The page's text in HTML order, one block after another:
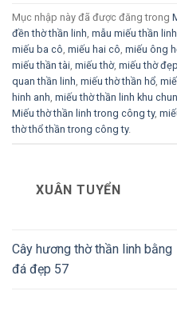
Mục nhập này đã được đăng trong
đền thờ thần linh mẫu miếu thần linh
miếu ba cô miếu hai cô miếu ông
miếu thần tài miếu thờ, miếu thờ đẹp
quan thần linh miếu thờ thần hổ
hinh anh miếu thờ thần linh khu
Miếu thờ thần linh trong công ty,
thờ thổ thần trong công ty.
XUÂN TUYỂN
Cây hương thờ thần linh bằng
đá đẹp 57